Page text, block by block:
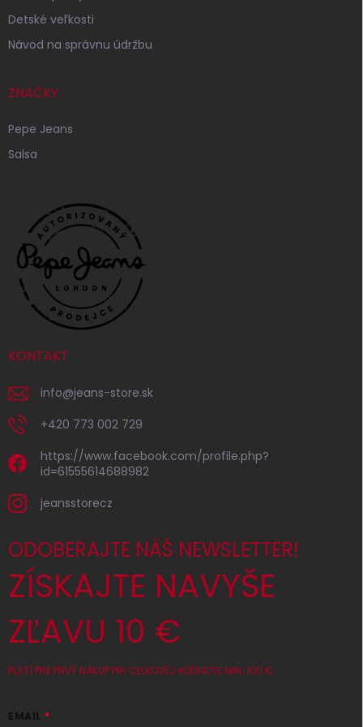
Detské veľkosti
Návod na správnu údržbu
ZNAČKY
Pepe Jeans
Salsa
KONTAKT
info@jeans-store.sk
+420 773 002 729
https://www.facebook.com/profile.php?
id=61555614688982
jeansstorecz
ODOBERAJTE NÁŠ NEWSLETTER!
ZÍSKAJTE NAVYŠE
ZĽAVU 10 €
PLATÍ PRE PRVÝ NÁKUP PRI CELKOVEJ HODNOTE MIN. 100 €
EMAIL